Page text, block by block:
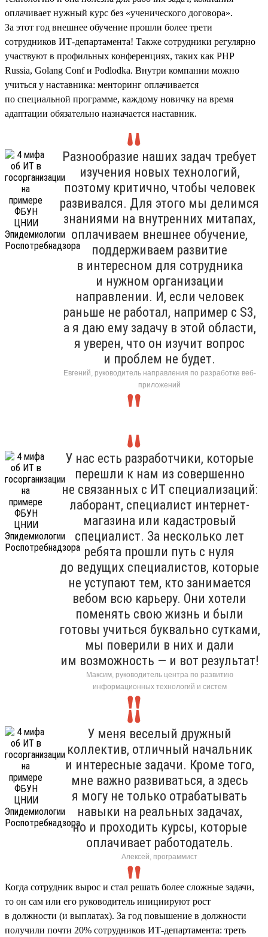
оплачивает нужный курс без «ученического договора».
За этот год внешнее обучение прошли более трети
сотрудников ИТ-департамента! Также сотрудники регулярно
участвуют в профильных конференциях, таких как PHP
Russia, Golang Conf и Podlodka. Внутри компании можно
учиться у наставника: менторинг оплачивается
по специальной программе, каждому новичку на время
адаптации обязательно назначается наставник.
Разнообразие наших задач требует
изучения новых технологий,
поэтому критично, чтобы человек
развивался. Для этого мы делимся
знаниями на внутренних митапах,
оплачиваем внешнее обучение,
поддерживаем развитие
в интересном для сотрудника
и нужном организации
направлении. И, если человек
раньше не работал, например с S3,
а я даю ему задачу в этой области,
я уверен, что он изучит вопрос
и проблем не будет.
Евгений, руководитель направления по разработке веб-
приложений
У нас есть разработчики, которые
перешли к нам из совершенно
не связанных с ИТ специализаций:
лаборант, специалист интернет-
магазина или кадастровый
специалист. За несколько лет
ребята прошли путь с нуля
до ведущих специалистов, которые
не уступают тем, кто занимается
вебом всю карьеру. Они хотели
поменять свою жизнь и были
готовы учиться буквально сутками,
мы поверили в них и дали
им возможность — и вот результат!
Максим, руководитель центра по развитию
информационных технологий и систем
У меня веселый дружный
коллектив, отличный начальник
и интересные задачи. Кроме того,
мне важно развиваться, а здесь
я могу не только отрабатывать
навыки на реальных задачах,
но и проходить курсы, которые
оплачивает работодатель.
Алексей, программист
Когда сотрудник вырос и стал решать более сложные задачи,
то он сам или его руководитель инициируют рост
в должности (и выплатах). За год повышение в должности
получили почти 20% сотрудников ИТ-департамента: треть